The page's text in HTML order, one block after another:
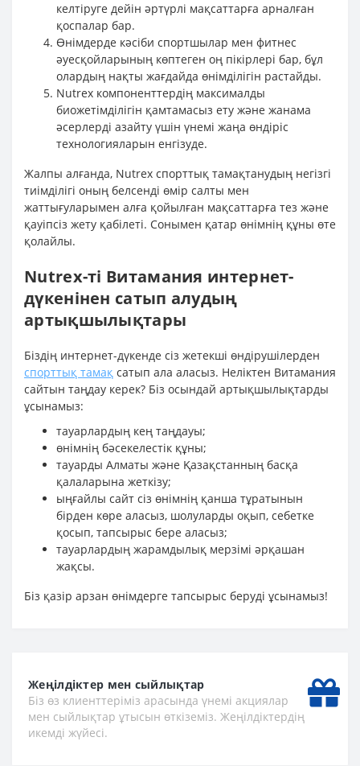
келтіруге дейін әртүрлі мақсаттарға арналған
қоспалар бар.
Өнімдерде кәсіби спортшылар мен фитнес
әуесқойларының көптеген оң пікірлері бар, бұл
олардың нақты жағдайда өнімділігін растайды.
Nutrex компоненттердің максималды
биожетімділігін қамтамасыз ету және жанама
әсерлерді азайту үшін үнемі жаңа өндіріс
технологияларын енгізуде.
Жалпы алғанда, Nutrex спорттық тамақтанудың негізгі
тиімділігі оның белсенді өмір салты мен
жаттығуларымен алға қойылған мақсаттарға тез және
қауіпсіз жету қабілеті. Сонымен қатар өнімнің құны өте
қолайлы.
Nutrex-ті Витамания интернет-
дүкенінен сатып алудың
артықшылықтары
Біздің интернет-дүкенде сіз жетекші өндірушілерден
спорттық тамақ сатып ала аласыз. Неліктен Витамания
сайтын таңдау керек? Біз осындай артықшылықтарды
ұсынамыз:
тауарлардың кең таңдауы;
өнімнің бәсекелестік құны;
тауарды Алматы және Қазақстанның басқа
қалаларына жеткізу;
ыңғайлы сайт сіз өнімнің қанша тұратынын
бірден көре аласыз, шолуларды оқып, себетке
қосып, тапсырыс бере аласыз;
тауарлардың жарамдылық мерзімі әрқашан
жақсы.
Біз қазір арзан өнімдерге тапсырыс беруді ұсынамыз!
Жеңілдіктер мен сыйлықтар
Біз өз клиенттеріміз арасында үнемі акциялар
мен сыйлықтар ұтысын өткіземіз. Жеңілдіктердің
икемді жүйесі.